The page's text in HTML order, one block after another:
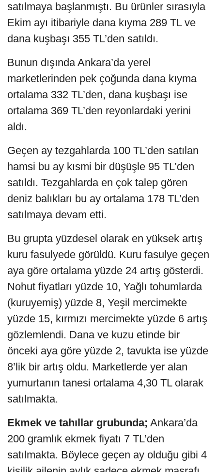
satılmaya başlanmıştı. Bu ürünler sırasıyla
Ekim ayı itibariyle dana kıyma 289 TL ve
dana kuşbaşı 355 TL’den satıldı.
Bunun dışında Ankara’da yerel
marketlerinden pek çoğunda dana kıyma
ortalama 332 TL’den, dana kuşbaşı ise
ortalama 369 TL’den reyonlardaki yerini
aldı.
Geçen ay tezgahlarda 100 TL’den satılan
hamsi bu ay kısmi bir düşüşle 95 TL’den
satıldı. Tezgahlarda en çok talep gören
deniz balıkları bu ay ortalama 178 TL’den
satılmaya devam etti.
Bu grupta yüzdesel olarak en yüksek artış
kuru fasulyede görüldü. Kuru fasulye geçen
aya göre ortalama yüzde 24 artış gösterdi.
Nohut fiyatları yüzde 10, Yağlı tohumlarda
(kuruyemiş) yüzde 8, Yeşil mercimekte
yüzde 15, kırmızı mercimekte yüzde 6 artış
gözlemlendi. Dana ve kuzu etinde bir
önceki aya göre yüzde 2, tavukta ise yüzde
8’lik bir artış oldu. Marketlerde yer alan
yumurtanın tanesi ortalama 4,30 TL olarak
satılmakta.
Ekmek ve tahıllar grubunda; Ankara’da
200 gramlık ekmek fiyatı 7 TL’den
satılmakta. Böylece geçen ay olduğu gibi 4